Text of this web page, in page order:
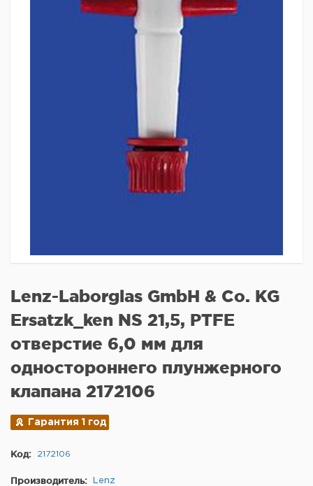
Lenz-Laborglas GmbH & Co. KG
Ersatzk_ken NS 21,5, PTFE
отверстие 6,0 мм для
одностороннего плунжерного
клапана 2172106
Гарантия 1 год
Код: 2172106
Производитель: Lenz